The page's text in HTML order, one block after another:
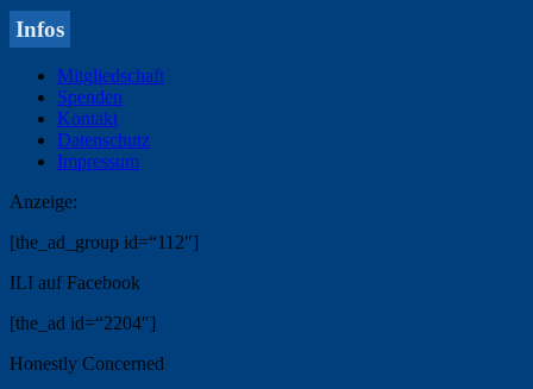
Infos
Mitgliedschaft
Spenden
Kontakt
Datenschutz
Impressum
Anzeige:
[the_ad_group id=“112″]
ILI auf Facebook
[the_ad id=“2204″]
Honestly Concerned